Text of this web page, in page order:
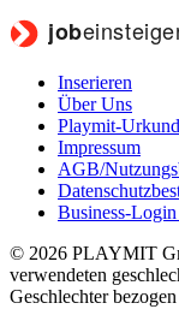
Inserieren
Über Uns
Playmit-
Impressum
AGB/
Business-
© 2026 PLAYMIT
verwendeten
Geschlechter